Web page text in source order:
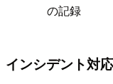
の記録
インシデント対